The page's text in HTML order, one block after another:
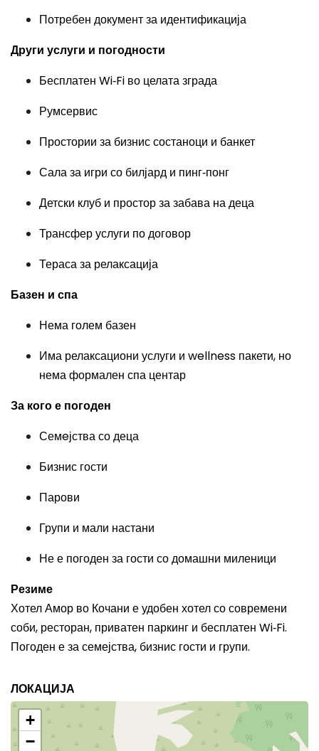
Потребен документ за идентификација
Други услуги и погодности
Бесплатен Wi‑Fi во целата зграда
Румсервис
Простории за бизнис состаноци и банкет
Сала за игри со билјард и пинг‑понг
Детски клуб и простор за забава на деца
Трансфер услуги по договор
Тераса за релаксација
Базен и спа
Нема голем базен
Има релаксациони услуги и wellness пакети, но
нема формален спа центар
За кого е погоден
Семeјства со деца
Бизнис гости
Парови
Групи и мали настани
Не е погоден за гости со домашни миленици
Резиме
Хотел Амор во Кочани е удобен хотел со современи
соби, ресторан, приватен паркинг и бесплатен Wi‑Fi.
Погоден е за семејства, бизнис гости и групи.
ЛОКАЦИЈА
+
−